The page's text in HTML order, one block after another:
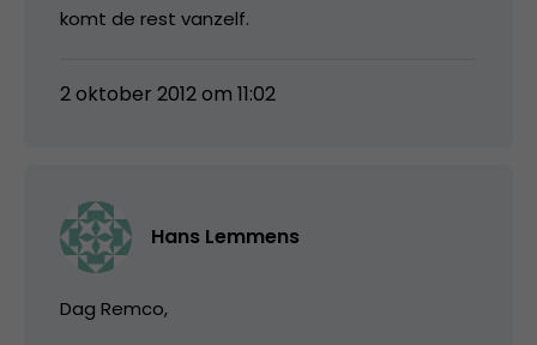
komt de rest vanzelf.
2 oktober 2012 om 11:02
Hans Lemmens
Dag Remco,